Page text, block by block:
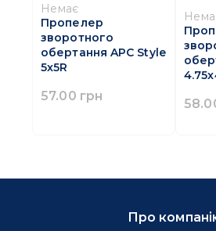
Немає
Пропелер
зворотного
обертання APC Style
5x5R
57.00 грн
Про